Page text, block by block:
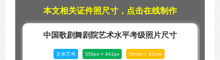
本文相关证件照尺寸，点击在线制作
中国歌剧舞剧院艺术水平考级照片尺寸
文体艺考 358px × 441px 26mm × 32mm